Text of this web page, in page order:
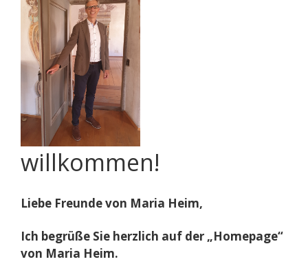
willkommen!
Liebe Freunde von Maria Heim,
Ich begrüße Sie herzlich auf der „Homepage“
von Maria Heim.